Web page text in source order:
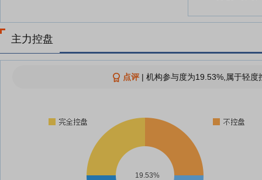
主力控盘
点评| 机构参与度为19.53%,属于轻
19.53%